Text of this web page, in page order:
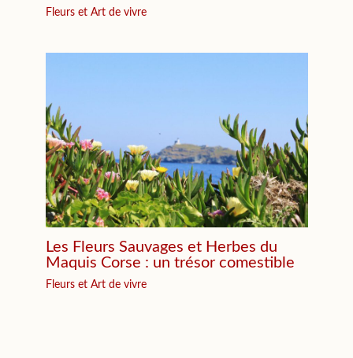
Fleurs et Art de vivre
Les Fleurs Sauvages et Herbes du
Maquis Corse : un trésor comestible
Fleurs et Art de vivre